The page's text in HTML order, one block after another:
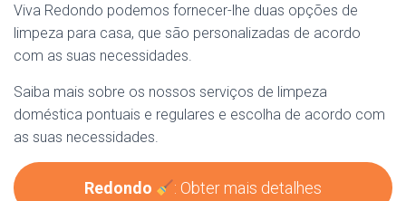
Viva Redondo podemos fornecer-lhe duas opções de
limpeza para casa, que são personalizadas de acordo
com as suas necessidades.
Saiba mais sobre os nossos serviços de limpeza
doméstica pontuais e regulares e escolha de acordo com
as suas necessidades.
Redondo : Obter mais detalhes